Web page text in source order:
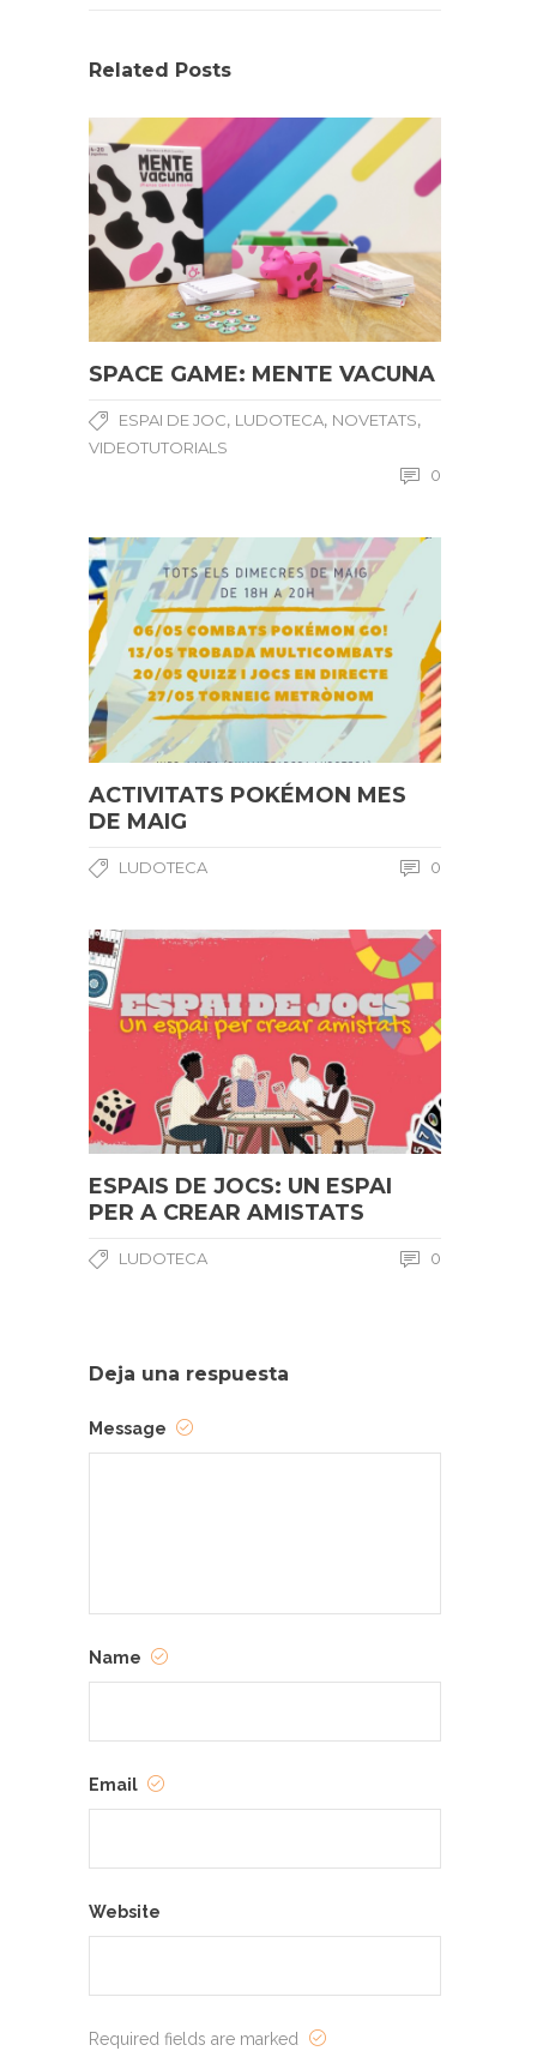
Related Posts
SPACE GAME: MENTE VACUNA
ESPAI DE JOC, LUDOTECA, NOVETATS,
VIDEOTUTORIALS
0
ACTIVITATS POKÉMON MES
DE MAIG
LUDOTECA 0
ESPAIS DE JOCS: UN ESPAI
PER A CREAR AMISTATS
LUDOTECA 0
Deja una respuesta
Message
Name
Email
Website
Required fields are marked